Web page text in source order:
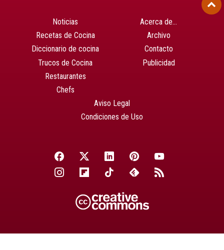
Noticias
Recetas de Cocina
Diccionario de cocina
Trucos de Cocina
Restaurantes
Chefs
Acerca de…
Archivo
Contacto
Publicidad
Aviso Legal
Condiciones de Uso